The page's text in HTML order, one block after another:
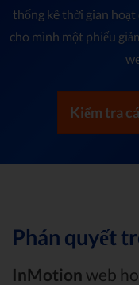
thống kê thời gian hoạt
cho mình một phiếu
Kiểm tra
Phán quyết
InMotion web